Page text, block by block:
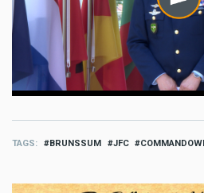
TAGS BRUNSSUM JFC